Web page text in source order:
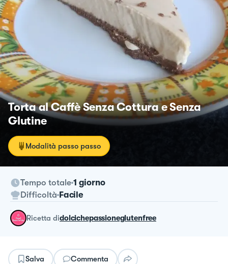
Torta al Caffè Senza Cottura e Senza
Glutine
Modalità passo passo
Tempo totale 1 giorno
Difficoltà Facile
ricetta didolcichepassioneglutenfree
Salva Commenta